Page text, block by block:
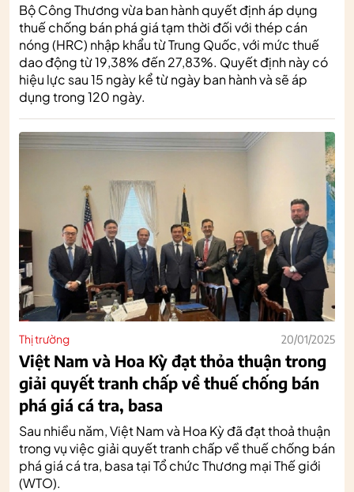
Bộ Công Thương vừa ban hành quyết định áp dụng
thuế chống bán phá giá tạm thời đối với thép cán
nóng (HRC) nhập khẩu từ Trung Quốc, với mức thuế
dao động từ 19,38% đến 27,83%. Quyết định này có
hiệu lực sau 15 ngày kể từ ngày ban hành và sẽ áp
dụng trong 120 ngày.
Thị trường 20/01/2025
Việt Nam và Hoa Kỳ đạt thỏa thuận trong
giải quyết tranh chấp về thuế chống bán
phá giá cá tra, basa
Sau nhiều năm, Việt Nam và Hoa Kỳ đã đạt thoả thuận
trong vụ việc giải quyết tranh chấp về thuế chống bán
phá giá cá tra, basa tại Tổ chức Thương mại Thế giới
(WTO).